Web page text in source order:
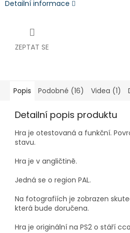
Detailní informace
ZEPTAT SE
Popis Podobné (16) Videa (1)
Detailní popis produktu
Hra je otestovaná a funkční.
stavu.
Hra je v angličtině.
Jedná se o region PAL.
Na fotografiích je zobrazen
která bude doručena.
Hra je originální na PS2 o stáří